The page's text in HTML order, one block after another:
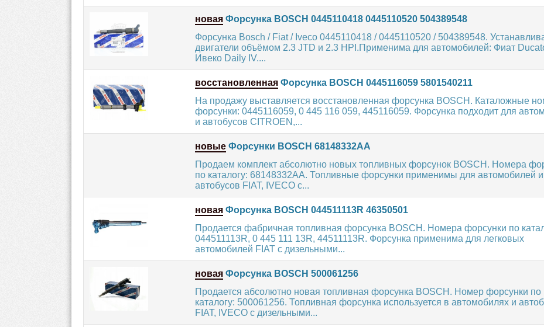
новая Форсунка BOSCH 0445110418 0445110520 504389548
Форсунка Bosch / Fiat / Iveco 0445110418 / 0445110520 / 504389548.
двигатели объёмом 2.3 JTD и 2.3 HPI.Применима для автомобилей: Фиат
Ивеко Daily IV....
восстановленная Форсунка BOSCH 0445116059 5801540211
На продажу выставляется восстановленная форсунка BOSCH. Каталожные
форсунки: 0445116059, 0 445 116 059, 445116059. Форсунка подходит для
и автобусов CITROEN,...
новые Форсунки BOSCH 68148332AA
Продаем комплект абсолютно новых топливных форсунок BOSCH. Номера
по каталогу: 68148332AA. Топливные форсунки применимы для автомобилей и
автобусов FIAT, IVECO с...
новая Форсунка BOSCH 044511113R 46350501
Продается фабричная топливная форсунка BOSCH. Номера форсунки по
044511113R, 0 445 111 13R, 44511113R. Форсунка применима для легковых
автомобилей FIAT с дизельными...
новая Форсунка BOSCH 500061256
Продается абсолютно новая топливная форсунка BOSCH. Номер форсунки по
каталогу: 500061256. Топливная форсунка используется в автомобилях и
FIAT, IVECO с дизельными...